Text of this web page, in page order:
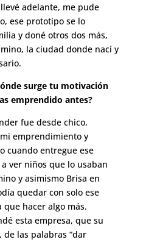
adelante, me pude
ese prototipo se lo
y doné otros dos más,
la ciudad donde nací y
surge tu motivación
emprendido antes?
fue desde chico,
emprendimiento y
cuando entregue ese
ver niños que lo usaban
y asimismo Brisa en
quedar con solo ese
hacer algo más.
esta empresa, que su
las palabras “dar